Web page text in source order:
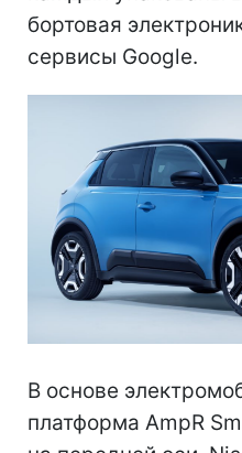
бортовая
сервисы Google.
В основе
платформа AmpR